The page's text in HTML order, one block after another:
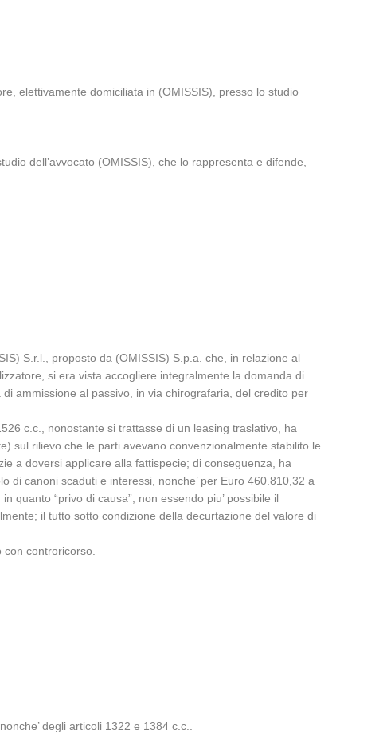
elettivamente domiciliata in (OMISSIS), presso lo studio
dell’avvocato (OMISSIS), che lo rappresenta e difende,
S.r.l., proposto da (OMISSIS) S.p.a. che, in relazione al
si era vista accogliere integralmente la domanda di
ammissione al passivo, in via chirografaria, del credito per
c.c., nonostante si trattasse di un leasing traslativo, ha
sul rilievo che le parti avevano convenzionalmente stabilito le
a doversi applicare alla fattispecie; di conseguenza, ha
di canoni scaduti e interessi, nonche’ per Euro 460.810,32 a
“privo di causa”, non essendo piu’ possibile il
il tutto sotto condizione della decurtazione del valore di
controricorso.
degli articoli 1322 e 1384 c.c..